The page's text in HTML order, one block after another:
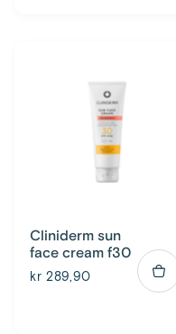
Cliniderm sun
face cream f30
kr 289,90